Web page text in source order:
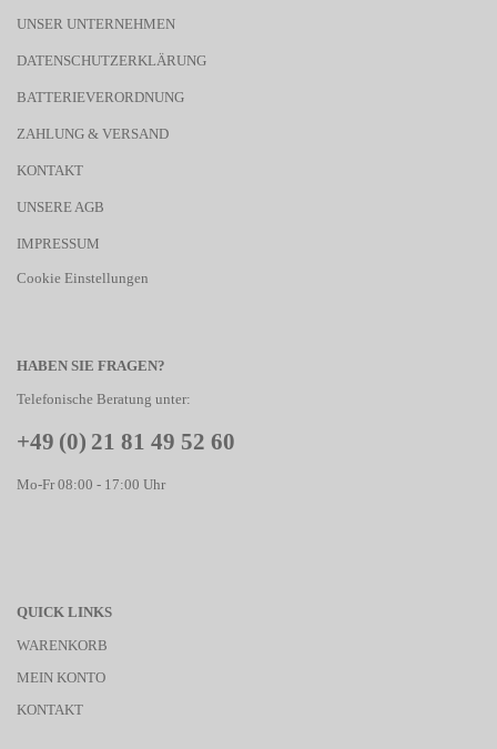
UNSER UNTERNEHMEN
DATENSCHUTZERKLÄRUNG
BATTERIEVERORDNUNG
ZAHLUNG & VERSAND
KONTAKT
UNSERE AGB
IMPRESSUM
Cookie Einstellungen
HABEN SIE FRAGEN?
Telefonische Beratung unter:
+49 (0) 21 81 49 52 60
Mo-Fr 08:00 - 17:00 Uhr
QUICK LINKS
WARENKORB
MEIN KONTO
KONTAKT